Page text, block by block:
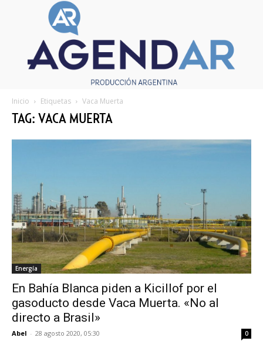
Inicio Etiquetas Vaca Muerta
TAG: VACA MUERTA
Energía
En Bahía Blanca piden a Kicillof por el
gasoducto desde Vaca Muerta. «No al
directo a Brasil»
Abel - 28 agosto 2020, 05:30 0